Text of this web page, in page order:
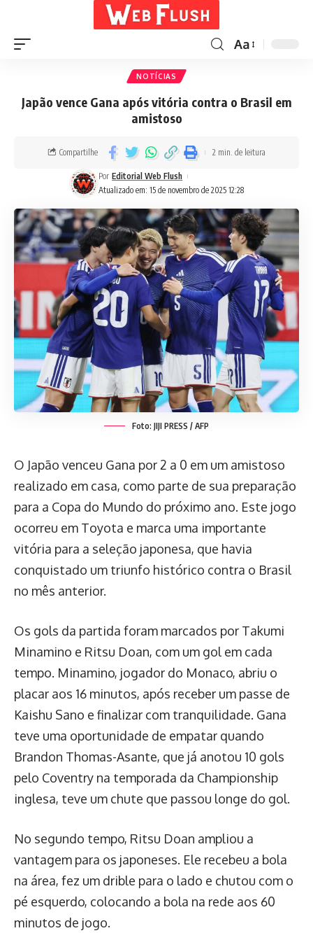
Aa
NOTÍCIAS
Japão vence Gana após vitória contra o Brasil em
amistoso
Atualizado em: 15 de novembro de 2025 12:28
Por Editorial Web Flush
Compartilhe 2 min. de leitura
Foto: JIJI PRESS / AFP
O Japão venceu Gana por 2 a 0 em um amistoso
realizado em casa, como parte de sua preparação
para a Copa do Mundo do próximo ano. Este jogo
ocorreu em Toyota e marca uma importante
vitória para a seleção japonesa, que havia
conquistado um triunfo histórico contra o Brasil
no mês anterior.
Os gols da partida foram marcados por Takumi
Minamino e Ritsu Doan, com um gol em cada
tempo. Minamino, jogador do Monaco, abriu o
placar aos 16 minutos, após receber um passe de
Kaishu Sano e finalizar com tranquilidade. Gana
teve uma oportunidade de empatar quando
Brandon Thomas-Asante, que já anotou 10 gols
pelo Coventry na temporada da Championship
inglesa, teve um chute que passou longe do gol.
No segundo tempo, Ritsu Doan ampliou a
vantagem para os japoneses. Ele recebeu a bola
na área, fez um drible para o lado e chutou com o
pé esquerdo, colocando a bola na rede aos 60
minutos de jogo.